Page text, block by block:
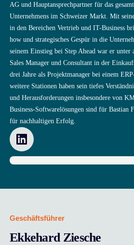
AG und Hauptansprechpartner für das
Unternehmens im Schweizer Markt. Mit
in den Bereichen Vertrieb und IT-Business
how und strategisches Gespür in die
seinem Einstieg bei Step Ahead war er unter
Sales Manager und Consultant in der
drei Jahre als Projektmanager bei einem
weitere Stationen haben sein tiefes
und Herausforderungen insbesondere von
Business-Softwarelösungen sind für Bastian
für nachhaltigen Erfolg.
Geschäftsführer
Ekkehard Ziesche